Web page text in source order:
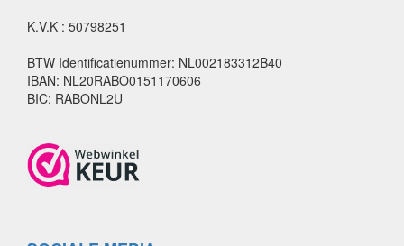
K.V.K : 50798251
BTW Identificatienummer: NL002183312B40
IBAN: NL20RABO0151170606
BIC: RABONL2U